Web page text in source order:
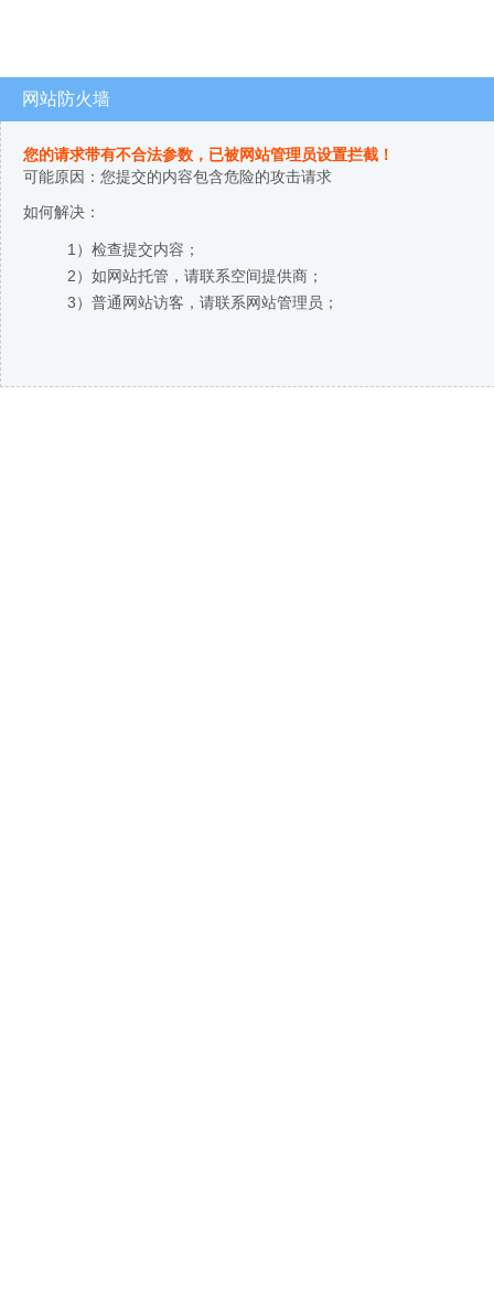
网站防火墙
您的请求带有不合法参数，已被网站管理员设置拦截！
可能原因：您提交的内容包含危险的攻击请求
如何解决：
1）检查提交内容；
2）如网站托管，请联系空间提供商；
3）普通网站访客，请联系网站管理员；